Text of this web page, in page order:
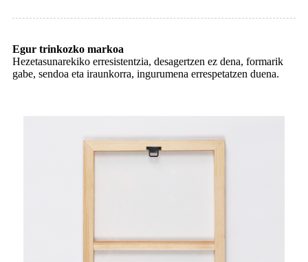
Egur trinkozko markoa
Hezetasunarekiko erresistentzia, desagertzen ez dena, formarik
gabe, sendoa eta iraunkorra, ingurumena errespetatzen duena.